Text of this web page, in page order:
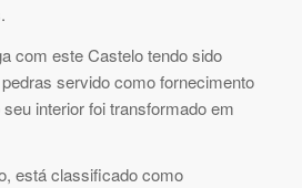
com este Castelo tendo sido
servido como fornecimento
interior foi transformado em
está classificado como